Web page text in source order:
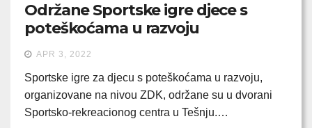
Održane Sportske igre djece s
poteškoćama u razvoju
APR 3, 2022
Sportske igre za djecu s poteškoćama u razvoju,
organizovane na nivou ZDK, održane su u dvorani
Sportsko-rekreacionog centra u Tešnju.…